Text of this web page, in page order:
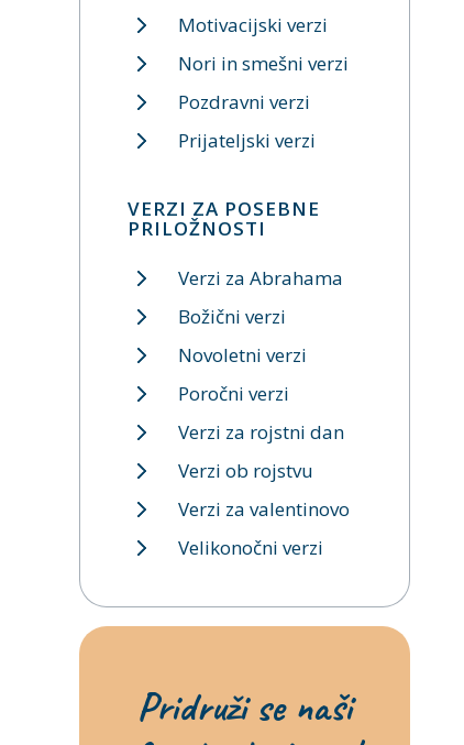
Motivacijski verzi
Nori in smešni verzi
Pozdravni verzi
Prijateljski verzi
VERZI ZA POSEBNE
PRILOŽNOSTI
Verzi za Abrahama
Božični verzi
Novoletni verzi
Poročni verzi
Verzi za rojstni dan
Verzi ob rojstvu
Verzi za valentinovo
Velikonočni verzi
Pridruži se naši